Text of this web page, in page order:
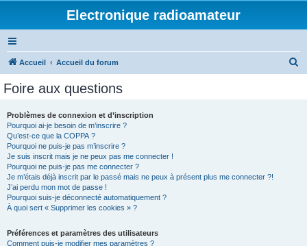
Electronique radioamateur
Accueil Accueil du forum
Foire aux questions
Problèmes de connexion et d’inscription
Pourquoi ai-je besoin de m’inscrire ?
Qu’est-ce que la COPPA ?
Pourquoi ne puis-je pas m’inscrire ?
Je suis inscrit mais je ne peux pas me connecter !
Pourquoi ne puis-je pas me connecter ?
Je m’étais déjà inscrit par le passé mais ne peux à présent plus me connecter ?!
J’ai perdu mon mot de passe !
Pourquoi suis-je déconnecté automatiquement ?
À quoi sert « Supprimer les cookies » ?
Préférences et paramètres des utilisateurs
Comment puis-je modifier mes paramètres ?